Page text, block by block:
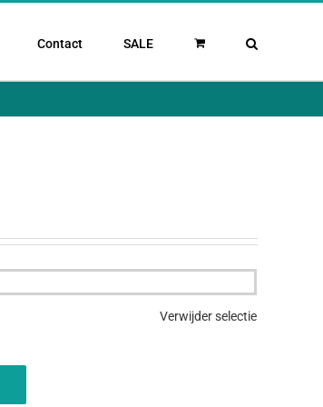
Contact SALE
Verwijder selectie